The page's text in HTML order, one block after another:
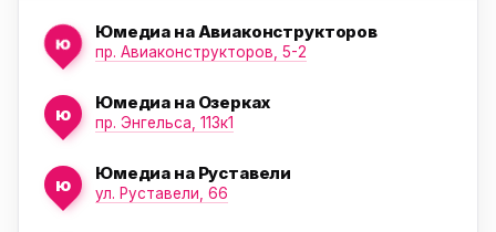
ю
Юмедиа на Авиаконструкторов
пр. Авиаконструкторов, 5-2
ю
Юмедиа на Озерках
пр. Энгельса, 113к1
ю
Юмедиа на Руставели
ул. Руставели, 66